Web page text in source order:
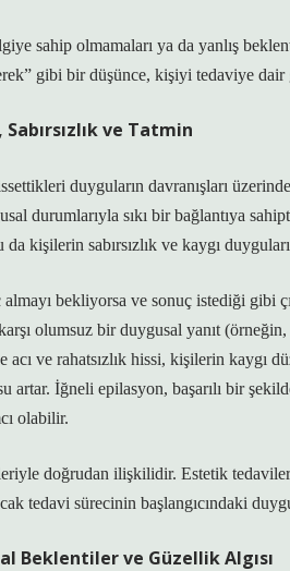
sahip olmamaları ya da yanlış
gibi bir düşünce, kişiyi tedaviye
ve Tatmin
duyguların davranışları
durumlarıyla sıkı bir bağlantıya
kişilerin sabırsızlık ve kaygı
bekliyorsa ve sonuç istediği gibi
olumsuz bir duygusal yanıt
acı ve rahatsızlık hissi, kişilerin
artar. İğneli epilasyon, başarılı bir
olabilir.
doğrudan ilişkilidir. Estetik
tedavi sürecinin başlangıcındaki
Beklentiler ve Güzellik Algısı